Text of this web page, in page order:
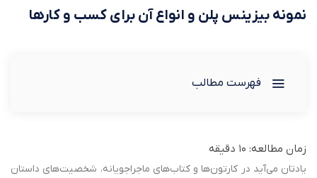
نمونه بیزینس پلن و انواع آن برای کسب و کارها
فهرست مطالب
زمان مطالعه: 10 دقیقه
یادتان می‌آید در کارتون‌ها و کتاب‌های ماجراجویانه، شخصیت‌های داستان